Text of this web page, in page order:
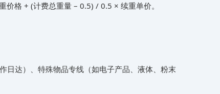
格 + (计费总重量 – 0.5) / 0.5 × 续重单价。
日达）、特殊物品专线（如电子产品、液体、粉末